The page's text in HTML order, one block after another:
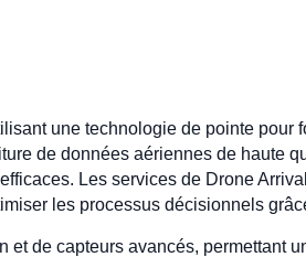
une technologie de pointe pour
de données aériennes de haute
Les services de Drone
les processus décisionnels
de capteurs avancés, permettant